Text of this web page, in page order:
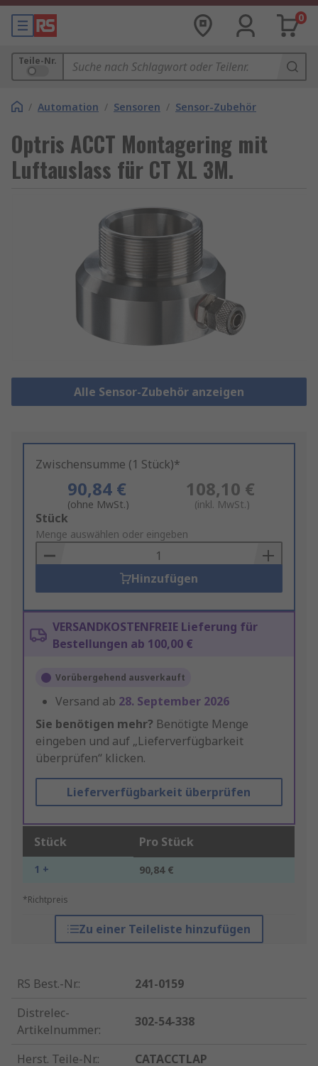
0
Teile-Nr.
/ Automation / Sensoren / Sensor-Zubehör
Optris ACCT Montagering mit
Luftauslass für CT XL 3M.
Alle Sensor-Zubehör anzeigen
Zwischensumme (1 Stück)*
90,84 €
(ohne MwSt.)
108,10 €
(inkl. MwSt.)
Add
to
Basket
Stück
Menge auswählen oder eingeben
Hinzufügen
VERSANDKOSTENFREIE Lieferung für
Bestellungen ab 100,00 €
Vorübergehend ausverkauft
Versand ab 28. September 2026
Sie benötigen mehr? Benötigte Menge
eingeben und auf „Lieferverfügbarkeit
überprüfen“ klicken.
Lieferverfügbarkeit überprüfen
Stück Pro Stück
1 + 90,84 €
*Richtpreis
Zu einer Teileliste hinzufügen
RS Best.-Nr.:
241-0159
Distrelec-
Artikelnummer:
302-54-338
Herst. Teile-Nr.:
CATACCTLAP